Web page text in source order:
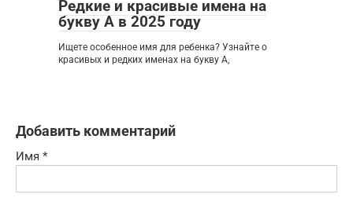
Редкие и красивые имена на
букву А в 2025 году
Ищете особенное имя для ребенка? Узнайте о
красивых и редких именах на букву А,
Добавить комментарий
Имя *